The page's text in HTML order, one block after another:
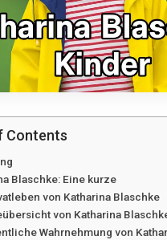
Contents
Blaschke: Eine kurze
von Katharina Blaschke
von Katharina
Wahrnehmung von